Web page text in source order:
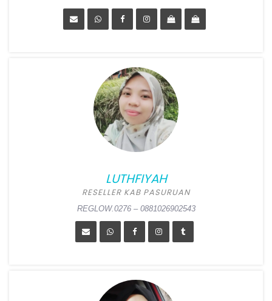
Position:Reseller Kab
Trenggalek
Alamat:
Pogalan, Trenggalek
LUTHFIYAH
RESELLER KAB PASURUAN
REGLOW.0276 – 0881026902543